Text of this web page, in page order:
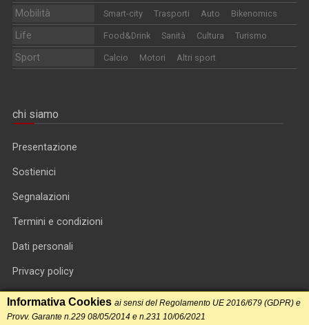
Mobilità Smart-city Trasporti Auto Bikenomics
Life Food&Drink Sanità Cultura Turismo
Sport Calcio Motori Altri sport
chi siamo
Presentazione
Sostienici
Segnalazioni
Termini e condizioni
Dati personali
Privacy policy
Informativa cookie
RSS feed
Informativa Cookies ai sensi del Regolamento UE 2016/679 (GDPR) e
Provv. Garante n.229 08/05/2014 e n.231 10/06/2021